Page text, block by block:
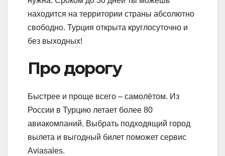
находится на территории страны абсолютно
свободно. Турция открыта круглосуточно и
без выходных!
Про дорогу
Быстрее и проще всего – самолётом. Из
России в Турцию летает более 80
авиакомпаний. Выбрать подходящий город
вылета и выгодный билет поможет сервис
Aviasales.